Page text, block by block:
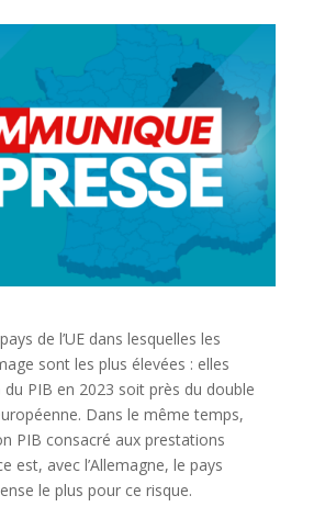
de l’UE dans lesquelles les
sont les plus élevées : elles
du PIB en 2023 soit près du double
Dans le même temps,
PIB consacré aux prestations
est, avec l’Allemagne, le pays
le plus pour ce risque.